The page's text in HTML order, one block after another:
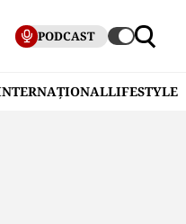
PODCAST
LIFESTYLE